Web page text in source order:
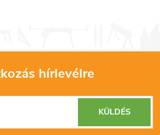
hírlevélre
KÜLDÉS